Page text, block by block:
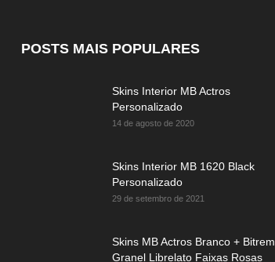
POSTS MAIS POPULARES
Skins Interior MB Actros
Personalizado
14 de agosto de 2020
Skins Interior MB 1620 Black
Personalizado
29 de setembro de 2021
Skins MB Actros Branco + Bitrem
Granel Librelato Faixas Rosas